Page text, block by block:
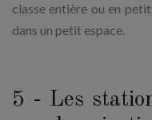
classe entière ou en
dans un petit espace.
5 - Les